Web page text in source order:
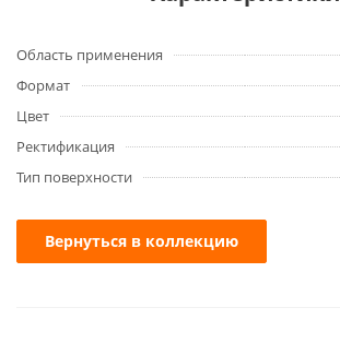
Область применения
Формат
Цвет
Ректификация
Тип поверхности
Вернуться в коллекцию